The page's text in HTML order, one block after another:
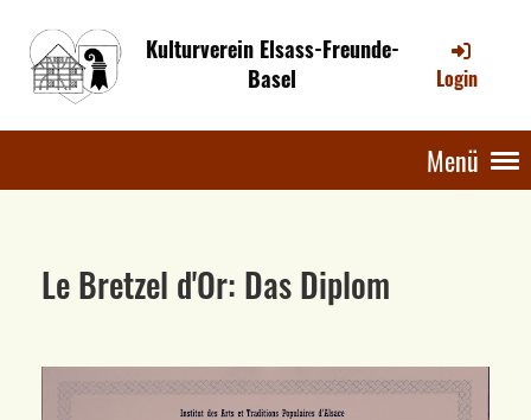
Kulturverein Elsass-Freunde-
Basel
Login
Menü
Le Bretzel d'Or: Das Diplom